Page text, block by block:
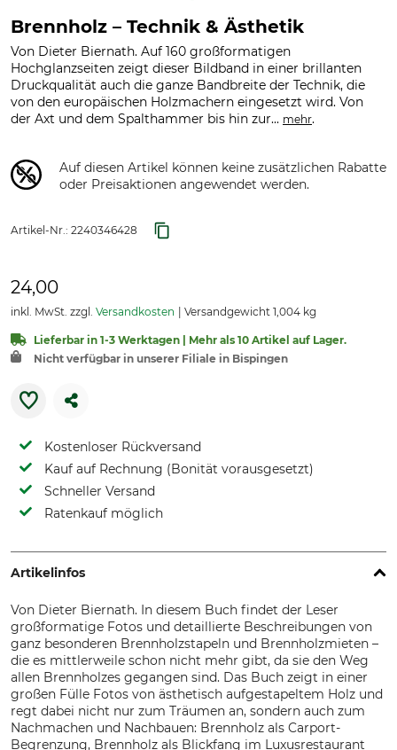
Brennholz – Technik & Ästhetik
Von Dieter Biernath. Auf 160 großformatigen
Hochglanzseiten zeigt dieser Bildband in einer brillanten
Druckqualität auch die ganze Bandbreite der Technik, die
von den europäischen Holzmachern eingesetzt wird. Von
der Axt und dem Spalthammer bis hin zur... mehr.
Auf diesen Artikel können keine zusätzlichen Rabatte
oder Preisaktionen angewendet werden.
Artikel-Nr.: 2240346428
24,00
inkl. MwSt. zzgl. Versandkosten Versandgewicht 1,004 kg
Lieferbar in 1-3 Werktagen | Mehr als 10 Artikel auf Lager.
Nicht verfügbar in unserer Filiale in Bispingen
Kostenloser Rückversand
Kauf auf Rechnung (Bonität vorausgesetzt)
Schneller Versand
Ratenkauf möglich
Artikelinfos
Von Dieter Biernath. In diesem Buch findet der Leser
großformatige Fotos und detaillierte Beschreibungen von
ganz besonderen Brennholzstapeln und Brennholzmieten –
die es mittlerweile schon nicht mehr gibt, da sie den Weg
allen Brennholzes gegangen sind. Das Buch zeigt in einer
großen Fülle Fotos von ästhetisch aufgestapeltem Holz und
regt dabei nicht nur zum Träumen an, sondern auch zum
Nachmachen und Nachbauen: Brennholz als Carport-
Begrenzung, Brennholz als Blickfang im Luxusrestaurant